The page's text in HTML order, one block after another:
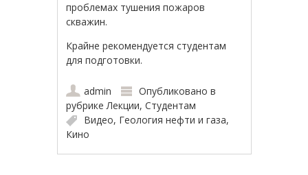
проблемах тушения пожаров
скважин.
Крайне рекомендуется студентам
для подготовки.
admin
Опубликовано в
рубрикеЛекции,Студентам
Видео, Геология нефти и газа,
Кино